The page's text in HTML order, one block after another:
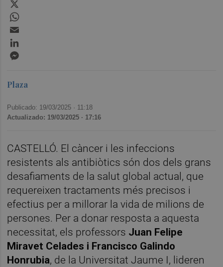
Plaza
Publicado: 19/03/2025 · 11:18
Actualizado: 19/03/2025 · 17:16
CASTELLÓ. El càncer i les infeccions
resistents als antibiòtics són dos dels grans
desafiaments de la salut global actual, que
requereixen tractaments més precisos i
efectius per a millorar la vida de milions de
persones. Per a donar resposta a aquesta
necessitat, els professors Juan Felipe
Miravet Celades i Francisco Galindo
Honrubia, de la Universitat Jaume I, lideren